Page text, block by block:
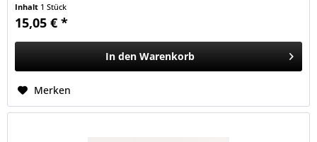
Inhalt 1 Stück
15,05 € *
In den Warenkorb
Merken